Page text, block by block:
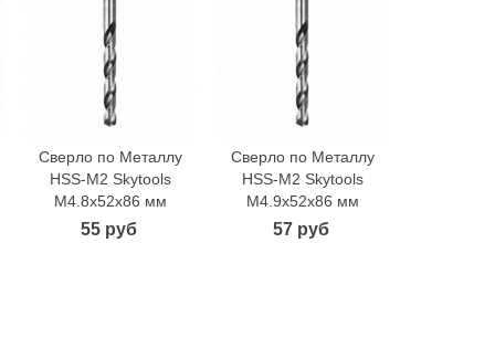
В корзину
Сверло по Металлу
HSS-M2 Skytools
М4.8х52х86 мм
55 руб
В корзину
Сверло по Металлу
HSS-M2 Skytools
М4.9х52х86 мм
57 руб